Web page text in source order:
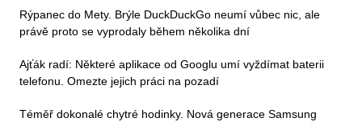
Rýpanec do Mety. Brýle DuckDuckGo neumí vůbec nic, ale
právě proto se vyprodaly během několika dní
Ajťák radí: Některé aplikace od Googlu umí vyždímat baterii
telefonu. Omezte jejich práci na pozadí
Téměř dokonalé chytré hodinky. Nová generace Samsung